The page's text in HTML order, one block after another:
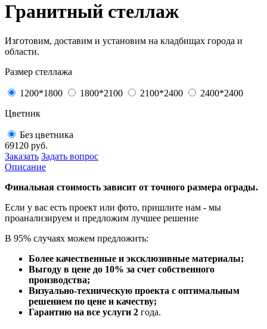
Гранитный стеллаж
Изготовим, доставим и установим на кладбищах города и
области.
Размер стеллажа
1200*1800 1800*2100 2100*2400
2400*2400
Цветник
Без цветника
69120 руб.
Заказать Задать вопрос
Описание
Финальная стоимость зависит от точного размера ограды.
Если у вас есть проект или фото, пришлите нам - мы
проанализируем и предложим лучшее решение
В 95% случаях можем предложить:
Более качественные и эксклюзивные материалы;
Выгоду в цене до 10% за счет собственного
производства;
Визуально-техническую проекта с оптимальным
решением по цене и качеству;
Гарантию на все услуги 2 года.